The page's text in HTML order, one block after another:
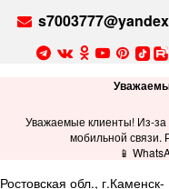
Уважаемые клиенты! Из-за
мобильной связи.
📱
Ростовская обл., г.Каменск-